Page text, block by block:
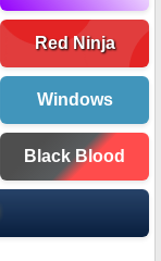
Red Ninja
Windows
Black Blood